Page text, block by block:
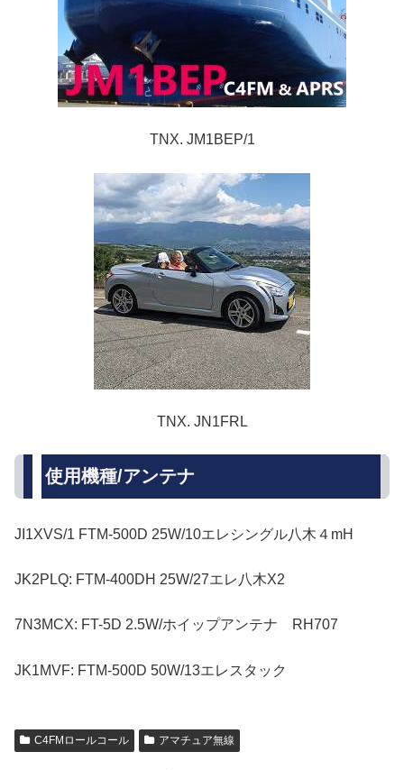
TNX. JM1BEP/1
TNX. JN1FRL
使用機種/アンテナ
JI1XVS/1 FTM-500D 25W/10エレシングル八木４mH
JK2PLQ: FTM-400DH 25W/27エレ八木X2
7N3MCX: FT-5D 2.5W/ホイップアンテナ RH707
JK1MVF: FTM-500D 50W/13エレスタック
C4FMロールコール アマチュア無線